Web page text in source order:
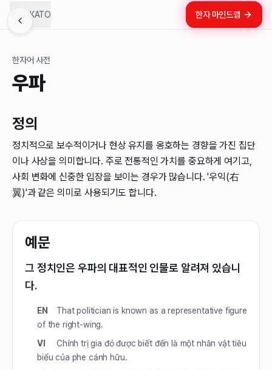
LUKATO 한자 마인드맵
한자어 사전
우파
정의
정치적으로 보수적이거나 현상 유지를 옹호하는 경향을 가진 집단
이나 사상을 의미합니다. 주로 전통적인 가치를 중요하게 여기고,
사회 변화에 신중한 입장을 보이는 경우가 많습니다. '우익(右
翼)'과 같은 의미로 사용되기도 합니다.
예문
그 정치인은 우파의 대표적인 인물로 알려져 있습니
다.
EN
That politician is known as a representative figure
of the right-wing.
VI
Chính trị gia đó được biết đến là một nhân vật tiêu
biểu của phe cánh hữu.